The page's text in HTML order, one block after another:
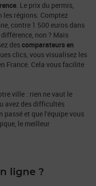
. Le prix du permis,
les régions. Comptez
contre 1 500 euros dans
non ? Mais
descomparateurs en
clics, vous visualisez les
France. Cela vous facilite
ville : rien ne vaut le
avez des difficultés
passé et que l'équipe vous
le meilleur
ligne ?